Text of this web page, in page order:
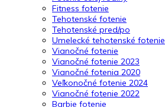
Fitness fotenie
Tehotenské fotenie
Tehotenské pred/po
Umelecké tehotenské fotenie
Vianočné fotenie
Vianočné fotenie 2023
Vianočné fotenia 2020
Veľkonočné fotenie 2024
Vianočné fotenie 2022
Barbie fotenie